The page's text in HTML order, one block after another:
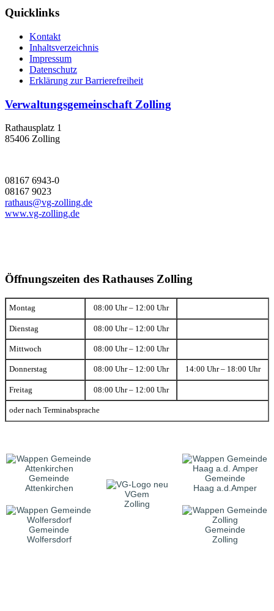
Quicklinks
Kontakt
Inhaltsverzeichnis
Impressum
Datenschutz
Erklärung zur Barrierefreiheit
Verwaltungsgemeinschaft Zolling
Rathausplatz 1
85406 Zolling
08167 6943-0
08167 9023
rathaus@vg-zolling.de
www.vg-zolling.de
Öffnungszeiten des Rathauses Zolling
Montag 08:00 Uhr – 12:00 Uhr
Dienstag 08:00 Uhr – 12:00 Uhr
Mittwoch 08:00 Uhr – 12:00 Uhr
Donnerstag 08:00 Uhr – 12:00 Uhr 14:00 Uhr – 18:00 Uhr
Freitag 08:00 Uhr – 12:00 Uhr
oder nach Terminabsprache
Gemeinde
Attenkirchen
VGem
Zolling
Gemeinde
Haag a.d.Amper
Gemeinde
Wolfersdorf
Gemeinde
Zolling